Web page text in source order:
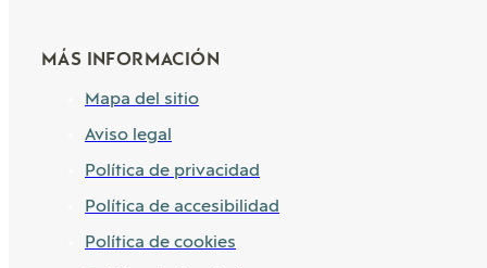
MÁS INFORMACIÓN
Mapa del sitio
Aviso legal
Política de privacidad
Política de accesibilidad
Política de cookies